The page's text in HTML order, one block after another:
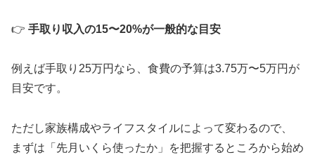
👉 手取り収入の15〜20%が一般的な目安
例えば手取り25万円なら、食費の予算は3.75万〜5万円が
目安です。
ただし家族構成やライフスタイルによって変わるので、
まずは「先月いくら使ったか」を把握するところから始め